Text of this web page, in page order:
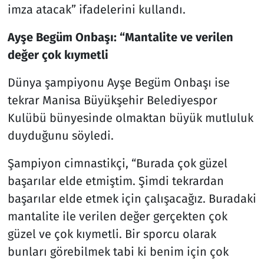
imza atacak” ifadelerini kullandı.
Ayşe Begüm Onbaşı: “Mantalite ve verilen
değer çok kıymetli
Dünya şampiyonu Ayşe Begüm Onbaşı ise
tekrar Manisa Büyükşehir Belediyespor
Kulübü bünyesinde olmaktan büyük mutluluk
duyduğunu söyledi.
Şampiyon cimnastikçi, “Burada çok güzel
başarılar elde etmiştim. Şimdi tekrardan
başarılar elde etmek için çalışacağız. Buradaki
mantalite ile verilen değer gerçekten çok
güzel ve çok kıymetli. Bir sporcu olarak
bunları görebilmek tabi ki benim için çok